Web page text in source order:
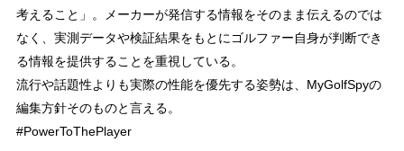
考えること」。メーカーが発信する情報をそのまま伝えるのでは
なく、実測データや検証結果をもとにゴルファー自身が判断でき
る情報を提供することを重視している。
流行や話題性よりも実際の性能を優先する姿勢は、MyGolfSpyの
編集方針そのものと言える。
#PowerToThePlayer